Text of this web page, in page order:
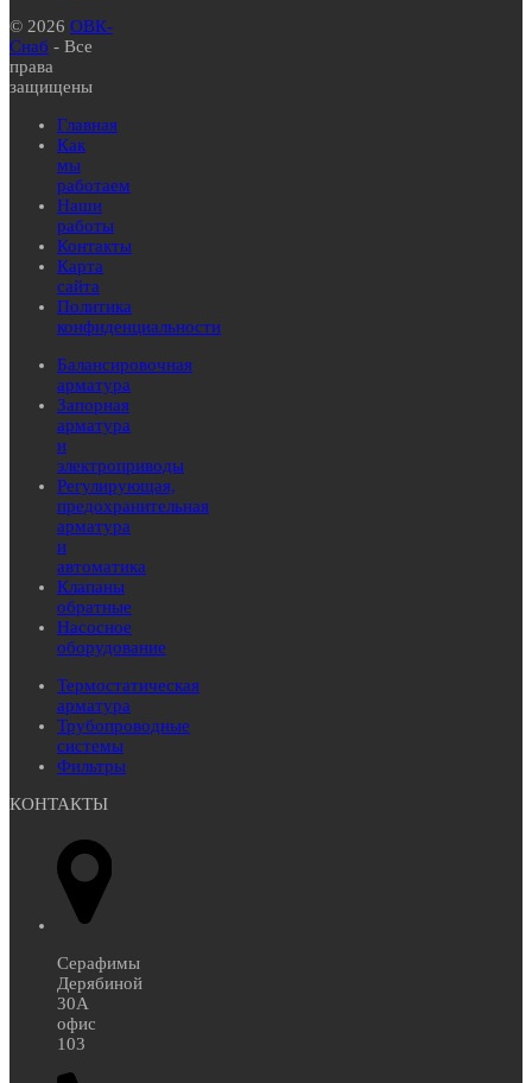
© 2026 ОВК-
Снаб - Все
права
защищены
Главная
Как
мы
работаем
Наши
работы
Контакты
Карта
сайта
Политика
конфиденциальности
Балансировочная
арматура
Запорная
арматура
и
электроприводы
Регулирующая,
предохранительная
арматура
и
автоматика
Клапаны
обратные
Насосное
оборудование
Термостатическая
арматура
Трубопроводные
системы
Фильтры
КОНТАКТЫ
Серафимы
Дерябиной
30А
офис
103